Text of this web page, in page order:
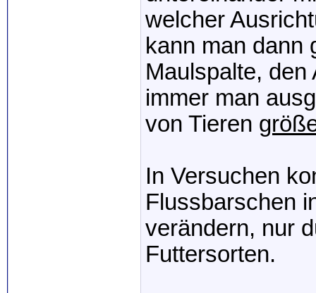
welcher
kann man dann
Maulspalte,
immer man
von Tieren
In Versuchen
Flussbarschen
verändern, nur
Futtersorten.